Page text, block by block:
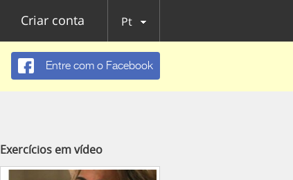
Criar conta Pt
Entre com o Facebook
Exercícios em vídeo